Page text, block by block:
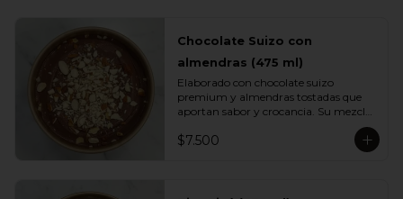
Chocolate Suizo con
almendras (475 ml)
Elaborado con chocolate suizo
premium y almendras tostadas que
aportan sabor y crocancia. Su mezcla
equilibrio perfecto entre intensidad,
dulzor y textura. Un sabor sofisticado
$7.500